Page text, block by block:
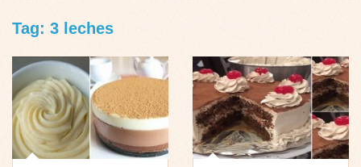
Tag: 3 leches